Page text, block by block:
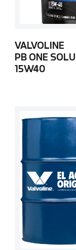
VALVOLINE
PB ONE
15W40